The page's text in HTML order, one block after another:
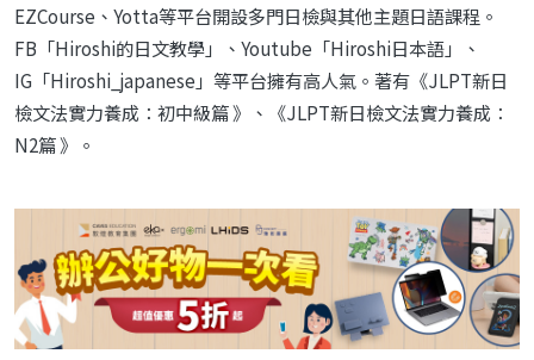
EZCourse、Yotta等平台開設多門日檢與其他主題日語課程。
FB「Hiroshi的日文教學」、Youtube「Hiroshi日本語」、
IG「Hiroshi_japanese」等平台擁有高人氣。著有《JLPT新日
檢文法實力養成：初中級篇 》、《JLPT新日檢文法實力養成：
N2篇 》。